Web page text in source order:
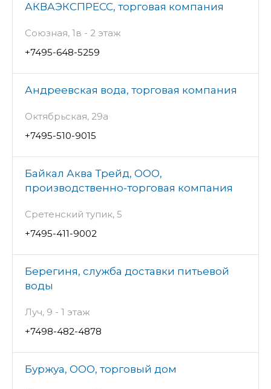
АКВАЭКСПРЕСС, торговая компания
Союзная, 1в - 2 этаж
+7495-648-5259
Андреевская вода, торговая компания
Октябрьская, 29а
+7495-510-9015
Байкал Аква Трейд, ООО,
производственно-торговая компания
Сретенский тупик, 5
+7495-411-9002
Берегиня, служба доставки питьевой
воды
Луч, 9 - 1 этаж
+7498-482-4878
Буржуа, ООО, торговый дом